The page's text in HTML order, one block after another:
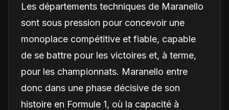
Les départements techniques de Maranello
sont sous pression pour concevoir une
monoplace compétitive et fiable, capable
de se battre pour les victoires et, à terme,
pour les championnats. Maranello entre
donc dans une phase décisive de son
histoire en Formule 1, où la capacité à